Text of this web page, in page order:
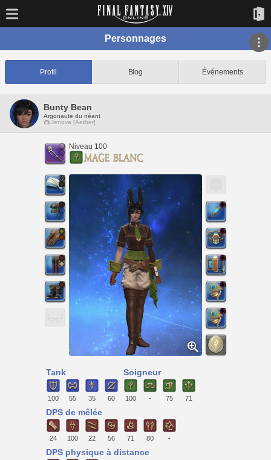
Personnages
Profil Blog Événements
Bunty Bean
Argonaute du néant
Jenova [Aether]
Niveau 100
Tank
100 55 35 60
Soigneur
100 - 75 71
DPS de mêlée
24 100 22 56 71 80 -
DPS physique à distance